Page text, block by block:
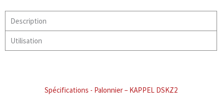
Description
Utilisation
Spécifications - Palonnier – KAPPEL DSKZ2